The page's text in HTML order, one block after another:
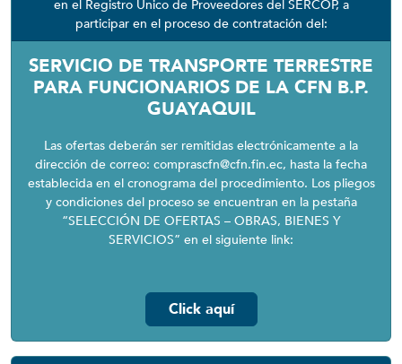
en el Registro Único de Proveedores del SERCOP, a
participar en el proceso de contratación del:
SERVICIO DE TRANSPORTE TERRESTRE
PARA FUNCIONARIOS DE LA CFN B.P.
GUAYAQUIL
Las ofertas deberán ser remitidas electrónicamente a la
dirección de correo: comprascfn@cfn.fin.ec, hasta la fecha
establecida en el cronograma del procedimiento. Los pliegos
y condiciones del proceso se encuentran en la pestaña
“SELECCIÓN DE OFERTAS – OBRAS, BIENES Y
SERVICIOS” en el siguiente link:
Click aquí